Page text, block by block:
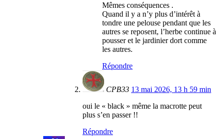
Mêmes conséquences .
Quand il y a n’y plus d’intérêt à
tondre une pelouse pendant que les
autres se reposent, l’herbe continue à
pousser et le jardinier dort comme
les autres.
Répondre
CPB33 13 mai 2026, 13 h 59 min
oui le « black » même la macrotte peut
plus s’en passer !!
Répondre